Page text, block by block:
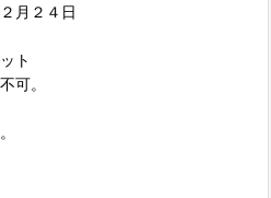
月２４日
ト
可。